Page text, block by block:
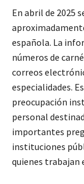
En abril de 2025
española. La
números de
correos
especialidades.
preocupación
personal
importantes
instituciones
quienes trabajan